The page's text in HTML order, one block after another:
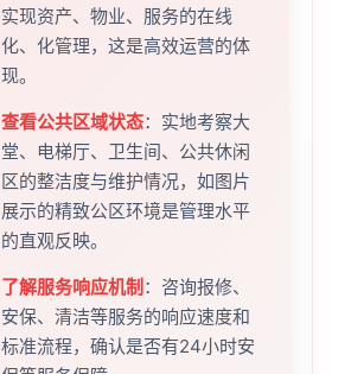
实现资产、物业、服务的在线
化、化管理，这是高效运营的体
现。
查看公共区域状态：实地考察大
堂、电梯厅、卫生间、公共休闲
区的整洁度与维护情况，如图片
展示的精致公区环境是管理水平
的直观反映。
了解服务响应机制 ：咨询报修、
安保、清洁等服务的响应速度和
标准流程，确认是否有24小时安